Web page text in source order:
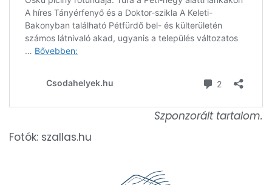
Szponzorált tartalom.
Fotók: szallas.hu